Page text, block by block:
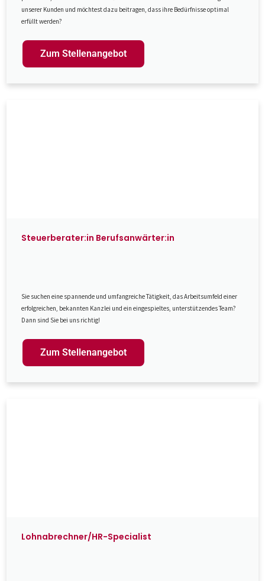
unserer Kunden und möchtest dazu beitragen, dass ihre Bedürfnisse optimal
erfüllt werden?
Zum Stellenangebot
Steuerberater:in Berufsanwärter:in
Sie suchen eine spannende und umfangreiche Tätigkeit, das Arbeitsumfeld einer
erfolgreichen, bekannten Kanzlei und ein eingespieltes, unterstützendes Team?
Dann sind Sie bei uns richtig!
Zum Stellenangebot
Lohnabrechner/HR-Specialist